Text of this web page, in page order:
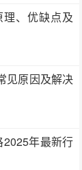
、优缺点及
见原因及解决
年最新行